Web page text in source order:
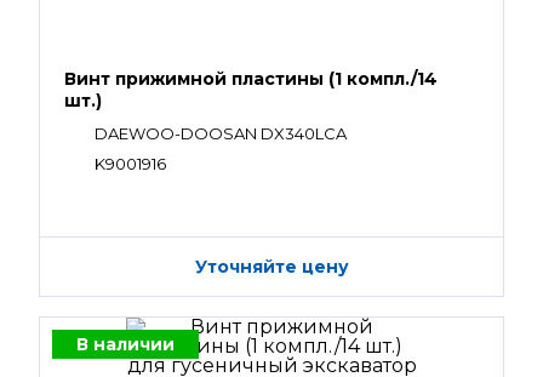
Винт прижимной пластины (1 компл./14
шт.)
DAEWOO-DOOSAN DX340LCA
K9001916
Уточняйте цену
В наличии